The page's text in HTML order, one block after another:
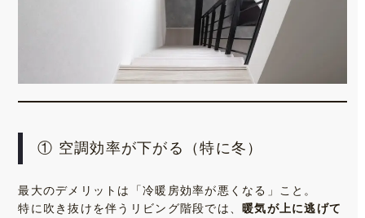
① 空調効率が下がる（特に冬）
最大のデメリットは「冷暖房効率が悪くなる」こと。
特に吹き抜けを伴うリビング階段では、 暖気が上に逃げて